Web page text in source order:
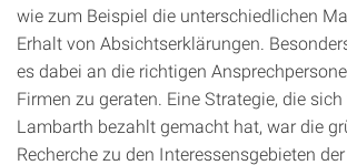
wie zum Beispiel die unterschiedlichen
Erhalt von Absichtserklärungen.
es dabei an die richtigen
Firmen zu geraten. Eine Strategie, die
Lambarth bezahlt gemacht hat, war die
Recherche zu den Interessensgebieten